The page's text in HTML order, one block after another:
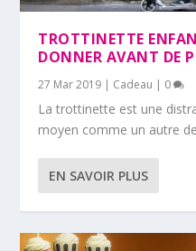
TROTTINETTE
DONNER AVANT DE
27 Mar 2019 | Cadeau | 0
La trottinette est une
moyen comme un autre
EN SAVOIR PLUS